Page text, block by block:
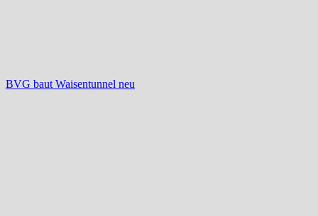
BVG baut Waisentunnel neu